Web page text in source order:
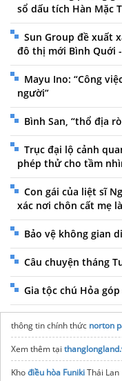
sổ dấu tích Hàn Mặc
Sun Group đề xuất
đô thị mới Bình Quới
Mayu Ino: “Công
người”
Bình San, “thổ địa
Trục đại lộ cảnh
phép thử cho tầm
Con gái của liệt sĩ
xác nơi chôn cất mẹ
Bảo vệ không gian
Câu chuyện tháng
Gia tộc chú Hỏa
thông tin chính thức norton
Xem thêm tại
Khođiều hòa FunikiThái Lan